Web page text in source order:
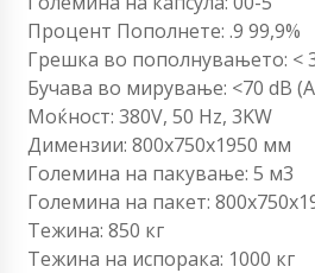
Процент Пополнете: .9 99,9%
Грешка во пополнувањето: <
Бучава во мирување: <70 dB
Моќност: 380V, 50 Hz, 3KW
Димензии: 800х750х1950 мм
Големина на пакување: 5 м3
Големина на пакет:
Тежина: 850 кг
Тежина на испорака: 1000 кг